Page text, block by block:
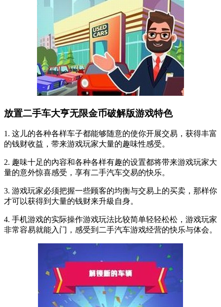
放置二手车大亨无限金币破解版游戏特色
1. 这儿的各种各样车子都能够随意的使你开展交易，获得丰富
的钱财收益，带来游戏玩家大量的趣味性感受。
2. 趣味十足的內容和各种各样有趣的设置都将带来游戏玩家大
量的意外惊喜感受，享有二手汽车交易的快乐。
3. 游戏玩家必须把握一些顾客的均衡与交易上的买卖，那样你
才可以获得到大量的钱财来升級自身。
4. 手机游戏的实际操作游戏玩法比较简单轻轻松松，游戏玩家
非常容易就能入门，感受到二手汽车游戏经营的快乐与体会。